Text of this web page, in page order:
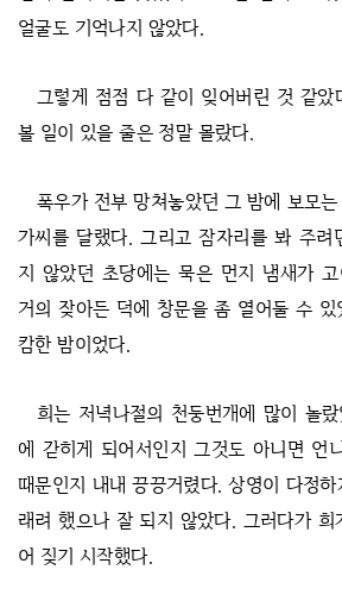
얼굴도 기억나지 않았다.
그렇게 점점 다 같이 잊어버린 것 같았
볼 일이 있을 줄은 정말 몰랐다.
폭우가 전부 망쳐놓았던 그 밤에 보모
가씨를 달랬다. 그리고 잠자리를 봐 주려
지 않았던 초당에는 묵은 먼지 냄새가
거의 잦아든 덕에 창문을 좀 열어둘 수
캄한 밤이었다.
희는 저녁나절의 천둥번개에 많이 놀
에 갇히게 되어서인지 그것도 아니면 언
때문인지 내내 끙끙거렸다. 상영이 다정
래려 했으나 잘 되지 않았다. 그러다가
어 짖기 시작했다.